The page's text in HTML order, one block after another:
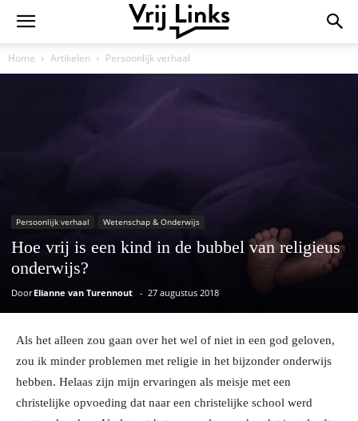
Home Artikelen Persoonlijk verhaal
Persoonlijk verhaal Wetenschap & Onderwijs
Hoe vrij is een kind in de bubbel van religieus
onderwijs?
Door Elianne van Turennout - 27 augustus 2018
Als het alleen zou gaan over het wel of niet in een god geloven,
zou ik minder problemen met religie in het bijzonder onderwijs
hebben. Helaas zijn mijn ervaringen als meisje met een
christelijke opvoeding dat naar een christelijke school werd